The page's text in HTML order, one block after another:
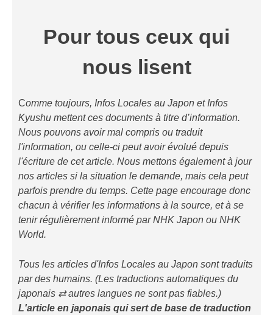
Pour tous ceux qui
nous lisent
Comme toujours, Infos Locales au Japon et Infos
Kyushu mettent ces documents à titre d’information.
Nous pouvons avoir mal compris ou traduit
l'information, ou celle-ci peut avoir évolué depuis
l'écriture de cet article. Nous mettons également à jour
nos articles si la situation le demande, mais cela peut
parfois prendre du temps. Cette page encourage donc
chacun à vérifier les informations à la source, et à se
tenir régulièrement informé par NHK Japon ou NHK
World.
Tous les articles d'Infos Locales au Japon sont traduits
par des humains. (Les traductions automatiques du
japonais ⇄ autres langues ne sont pas fiables.)
L'article en japonais qui sert de base de traduction